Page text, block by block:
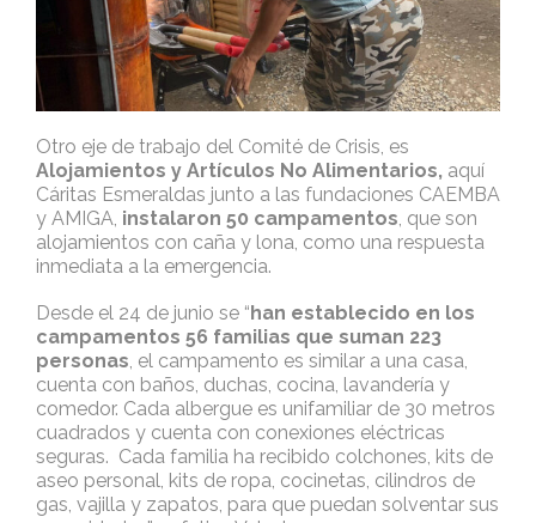
Otro eje de trabajo del Comité de Crisis, es
Alojamientos y Artículos No Alimentarios, aquí
Cáritas Esmeraldas junto a las fundaciones CAEMBA
y AMIGA, instalaron 50 campamentos, que son
alojamientos con caña y lona, como una respuesta
inmediata a la emergencia.
Desde el 24 de junio se “ han establecido en los
campamentos 56 familias que suman 223
personas, el campamento es similar a una casa,
cuenta con baños, duchas, cocina, lavandería y
comedor. Cada albergue es unifamiliar de 30 metros
cuadrados y cuenta con conexiones eléctricas
seguras. Cada familia ha recibido colchones, kits de
aseo personal, kits de ropa, cocinetas, cilindros de
gas, vajilla y zapatos, para que puedan solventar sus